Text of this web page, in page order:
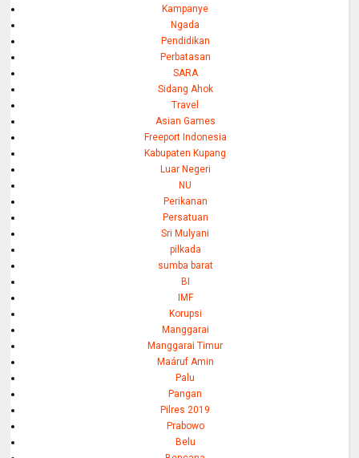
Kampanye
Ngada
Pendidikan
Perbatasan
SARA
Sidang Ahok
Travel
Asian Games
Freeport Indonesia
Kabupaten Kupang
Luar Negeri
NU
Perikanan
Persatuan
Sri Mulyani
pilkada
sumba barat
BI
IMF
Korupsi
Manggarai
Manggarai Timur
Maáruf Amin
Palu
Pangan
Pilres 2019
Prabowo
Belu